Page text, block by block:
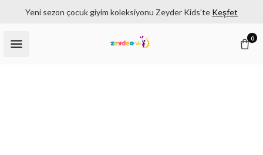
Yeni sezon çocuk giyim koleksiyonu Zeyder Kids’te Keşfet
0